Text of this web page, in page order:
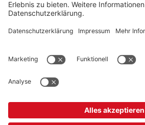
+41 44 240 / 11 57
info@office-trade.ch
vergleichbare Institutionen.